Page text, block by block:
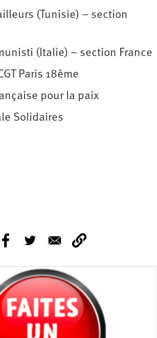
(Tunisie) – section
(Italie) – section France
Paris 18ème
pour la paix
Solidaires